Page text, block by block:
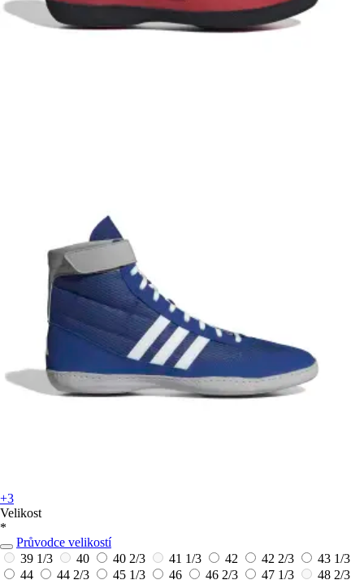
+3
Velikost
*
Průvodce velikostí
39 1/3
40 40 2/3 41 1/3 42 42 2/3
43 1/3
44
44 2/3 45 1/3 46 46 2/3 47 1/3 48 2/3